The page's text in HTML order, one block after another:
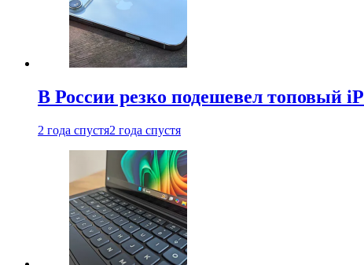
В России резко подешевел топовый
2 года спустя2 года спустя